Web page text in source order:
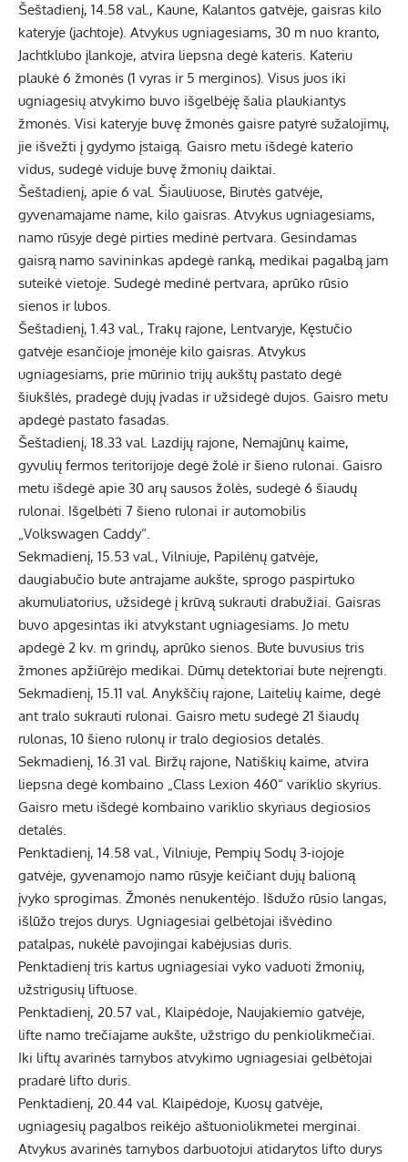
Šeštadienį, 14.58 val., Kaune, Kalantos gatvėje, gaisras kilo
kateryje (jachtoje). Atvykus ugniagesiams, 30 m nuo kranto,
Jachtklubo įlankoje, atvira liepsna degė kateris. Kateriu
plaukė 6 žmonės (1 vyras ir 5 merginos). Visus juos iki
ugniagesių atvykimo buvo išgelbėję šalia plaukiantys
žmonės. Visi kateryje buvę žmonės gaisre patyrė sužalojimų,
jie išvežti į gydymo įstaigą. Gaisro metu išdegė katerio
vidus, sudegė viduje buvę žmonių daiktai.
Šeštadienį, apie 6 val. Šiauliuose, Birutės gatvėje,
gyvenamajame name, kilo gaisras. Atvykus ugniagesiams,
namo rūsyje degė pirties medinė pertvara. Gesindamas
gaisrą namo savininkas apdegė ranką, medikai pagalbą jam
suteikė vietoje. Sudegė medinė pertvara, aprūko rūsio
sienos ir lubos.
Šeštadienį, 1.43 val., Trakų rajone, Lentvaryje, Kęstučio
gatvėje esančioje įmonėje kilo gaisras. Atvykus
ugniagesiams, prie mūrinio trijų aukštų pastato degė
šiukšlės, pradegė dujų įvadas ir užsidegė dujos. Gaisro metu
apdegė pastato fasadas.
Šeštadienį, 18.33 val. Lazdijų rajone, Nemajūnų kaime,
gyvulių fermos teritorijoje degė žolė ir šieno rulonai. Gaisro
metu išdegė apie 30 arų sausos žolės, sudegė 6 šiaudų
rulonai. Išgelbėti 7 šieno rulonai ir automobilis
„Volkswagen Caddy“.
Sekmadienį, 15.53 val., Vilniuje, Papilėnų gatvėje,
daugiabučio bute antrajame aukšte, sprogo paspirtuko
akumuliatorius, užsidegė į krūvą sukrauti drabužiai. Gaisras
buvo apgesintas iki atvykstant ugniagesiams. Jo metu
apdegė 2 kv. m grindų, aprūko sienos. Bute buvusius tris
žmones apžiūrėjo medikai. Dūmų detektoriai bute neįrengti.
Sekmadienį, 15.11 val. Anykščių rajone, Laitelių kaime, degė
ant tralo sukrauti rulonai. Gaisro metu sudegė 21 šiaudų
rulonas, 10 šieno rulonų ir tralo degiosios detalės.
Sekmadienį, 16.31 val. Biržų rajone, Natiškių kaime, atvira
liepsna degė kombaino „Class Lexion 460“ variklio skyrius.
Gaisro metu išdegė kombaino variklio skyriaus degiosios
detalės.
Penktadienį, 14.58 val., Vilniuje, Pempių Sodų 3-iojoje
gatvėje, gyvenamojo namo rūsyje keičiant dujų balioną
įvyko sprogimas. Žmonės nenukentėjo. Išdužo rūsio langas,
išlūžo trejos durys. Ugniagesiai gelbėtojai išvėdino
patalpas, nukėlė pavojingai kabėjusias duris.
Penktadienį tris kartus ugniagesiai vyko vaduoti žmonių,
užstrigusių liftuose.
Penktadienį, 20.57 val., Klaipėdoje, Naujakiemio gatvėje,
lifte namo trečiajame aukšte, užstrigo du penkiolikmečiai.
Iki liftų avarinės tarnybos atvykimo ugniagesiai gelbėtojai
pradarė lifto duris.
Penktadienį, 20.44 val. Klaipėdoje, Kuosų gatvėje,
ugniagesių pagalbos reikėjo aštuoniolikmetei merginai.
Atvykus avarinės tarnybos darbuotojui atidarytos lifto durys